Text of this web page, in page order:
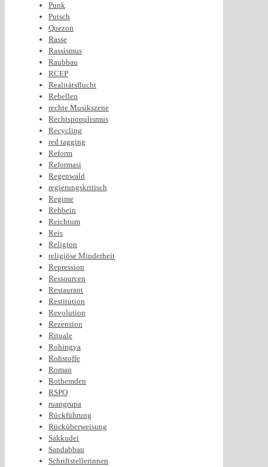
Punk
Putsch
Quezon
Rasse
Rassismus
Raubbau
RCEP
Realitätsflucht
Rebellen
rechte Musikszene
Rechtspopulismus
Recycling
red tagging
Reform
Reformasi
Regenwald
regierungskritisch
Regime
Rehbein
Reichtum
Reis
Religion
religiöse Minderheit
Repression
Ressourcen
Restaurant
Restitution
Revolution
Rezension
Rituale
Rohingya
Rohstoffe
Roman
Rothemden
RSPO
ruangrupa
Rückführung
Rücküberweisung
Sakkudei
Sandabbau
Schriftstellerinnen